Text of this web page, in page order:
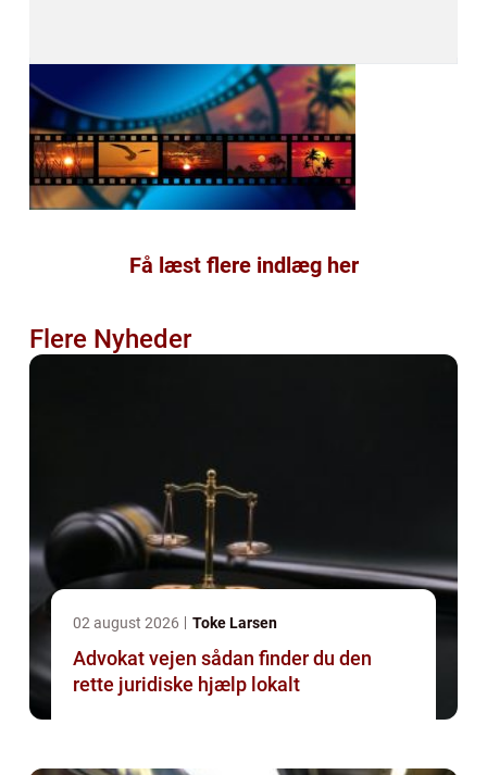
Få læst flere indlæg her
Flere Nyheder
02 august 2026 Toke Larsen
Advokat vejen sådan finder du den
rette juridiske hjælp lokalt